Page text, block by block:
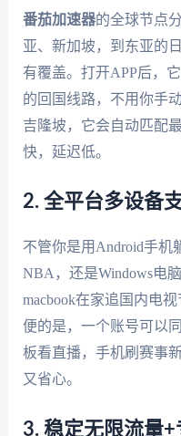
番茄加速器的全球节点
亚、新加坡，到东亚的
有覆盖。打开APP后，
的回国线路，不用你手
吉隆坡，它会自动匹配
快，延迟低。
2. 全平台多设备
不管你是用Android手机
NBA，还是Windows电
macbook在家追国内电视
便的是，一个账号可以
板看直播，手机刷赛事
又省心。
3. 稳定无限流量